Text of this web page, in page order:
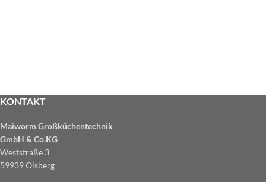
KONTAKT
Maiworm Großküchentechnik
GmbH & Co.KG
Weststraße 3
59939 Olsberg